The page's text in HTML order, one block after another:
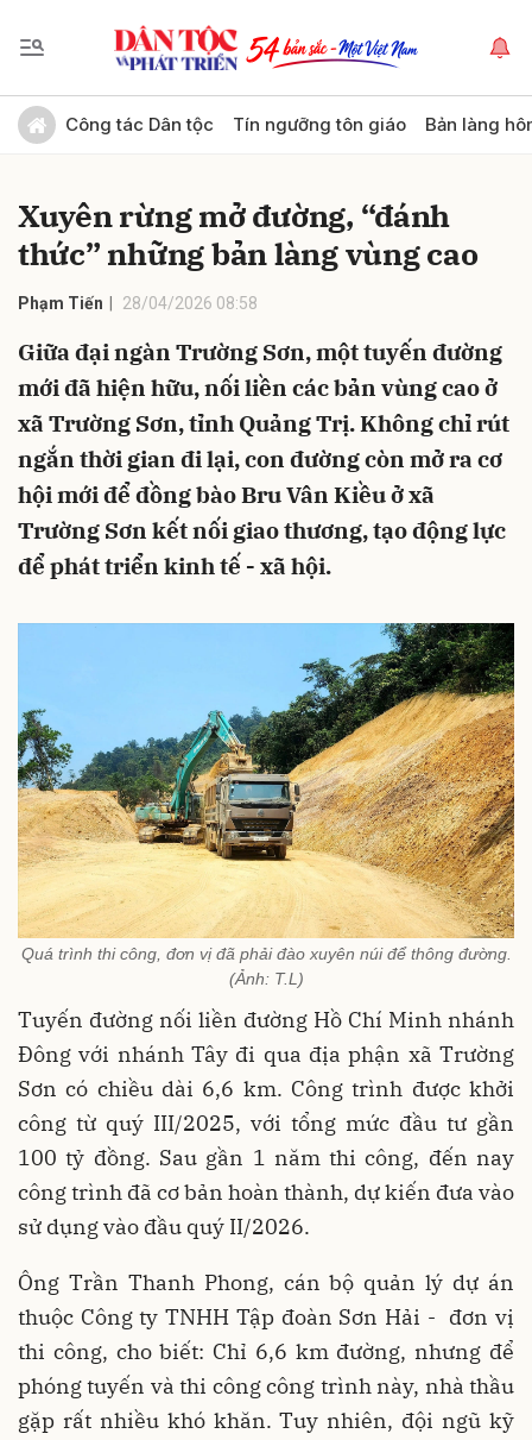
Công tác Dân tộc Tín ngưỡng tôn giáo Bản làng
Xuyên rừng mở đường, “đánh
thức” những bản làng vùng cao
Phạm Tiến 28/04/2026 08:58
Giữa đại ngàn Trường Sơn, một tuyến đường
mới đã hiện hữu, nối liền các bản vùng cao ở
xã Trường Sơn, tỉnh Quảng Trị. Không chỉ rút
ngắn thời gian đi lại, con đường còn mở ra cơ
hội mới để đồng bào Bru Vân Kiều ở xã
Trường Sơn kết nối giao thương, tạo động lực
để phát triển kinh tế - xã hội.
Quá trình thi công, đơn vị đã phải đào xuyên núi để thông đường.
(Ảnh: T.L)
Tuyến đường nối liền đường Hồ Chí Minh nhánh
Đông với nhánh Tây đi qua địa phận xã Trường
Sơn có chiều dài 6,6 km. Công trình được khởi
công từ quý III/2025, với tổng mức đầu tư gần
100 tỷ đồng. Sau gần 1 năm thi công, đến nay
công trình đã cơ bản hoàn thành, dự kiến đưa vào
sử dụng vào đầu quý II/2026.
Ông Trần Thanh Phong, cán bộ quản lý dự án
thuộc Công ty TNHH Tập đoàn Sơn Hải - đơn vị
thi công, cho biết: Chỉ 6,6 km đường, nhưng để
phóng tuyến và thi công công trình này, nhà thầu
gặp rất nhiều khó khăn. Tuy nhiên, đội ngũ kỹ
Gửi bình luận
Hủy Gửi